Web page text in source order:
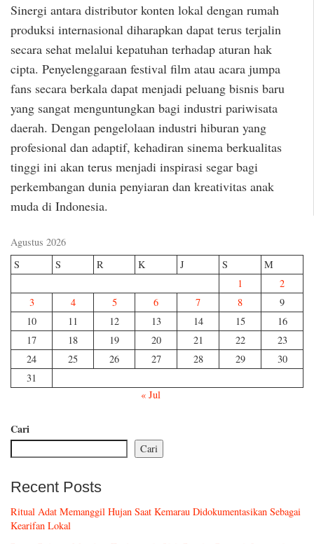
Sinergi antara distributor konten lokal dengan rumah
produksi internasional diharapkan dapat terus terjalin
secara sehat melalui kepatuhan terhadap aturan hak
cipta. Penyelenggaraan festival film atau acara jumpa
fans secara berkala dapat menjadi peluang bisnis baru
yang sangat menguntungkan bagi industri pariwisata
daerah. Dengan pengelolaan industri hiburan yang
profesional dan adaptif, kehadiran sinema berkualitas
tinggi ini akan terus menjadi inspirasi segar bagi
perkembangan dunia penyiaran dan kreativitas anak
muda di Indonesia.
Agustus 2026
S
S R K J S
M
1
2
3
4 5 6 7 8
9
10
11 12 13 14 15
16
17
18 19 20 21 22
23
24
25 26 27 28 29
30
31
« Jul
Cari
Cari
Recent Posts
Ritual Adat Memanggil Hujan Saat Kemarau Didokumentasikan Sebagai
Kearifan Lokal